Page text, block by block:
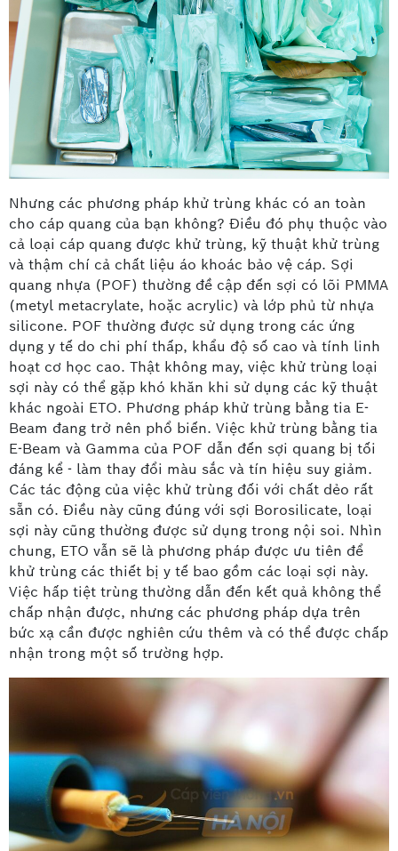
Nhưng các phương pháp khử trùng khác có an toàn
cho cáp quang của bạn không? Điều đó phụ thuộc vào
cả loại cáp quang được khử trùng, kỹ thuật khử trùng
và thậm chí cả chất liệu áo khoác bảo vệ cáp. Sợi
quang nhựa (POF) thường đề cập đến sợi có lõi PMMA
(metyl metacrylate, hoặc acrylic) và lớp phủ từ nhựa
silicone. POF thường được sử dụng trong các ứng
dụng y tế do chi phí thấp, khẩu độ số cao và tính linh
hoạt cơ học cao. Thật không may, việc khử trùng loại
sợi này có thể gặp khó khăn khi sử dụng các kỹ thuật
khác ngoài ETO. Phương pháp khử trùng bằng tia E-
Beam đang trở nên phổ biến. Việc khử trùng bằng tia
E-Beam và Gamma của POF dẫn đến sợi quang bị tối
đáng kể - làm thay đổi màu sắc và tín hiệu suy giảm.
Các tác động của việc khử trùng đối với chất dẻo rất
sẵn có. Điều này cũng đúng với sợi Borosilicate, loại
sợi này cũng thường được sử dụng trong nội soi. Nhìn
chung, ETO vẫn sẽ là phương pháp được ưu tiên để
khử trùng các thiết bị y tế bao gồm các loại sợi này.
Việc hấp tiệt trùng thường dẫn đến kết quả không thể
chấp nhận được, nhưng các phương pháp dựa trên
bức xạ cần được nghiên cứu thêm và có thể được chấp
nhận trong một số trường hợp.